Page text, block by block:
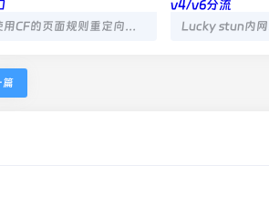
使用CF的页面规则重定向URL以固定STUN内网穿透的端口
篇